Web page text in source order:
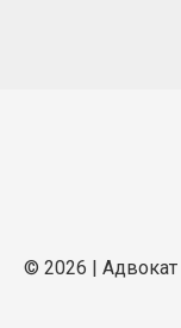
© 2026 | Адвокат